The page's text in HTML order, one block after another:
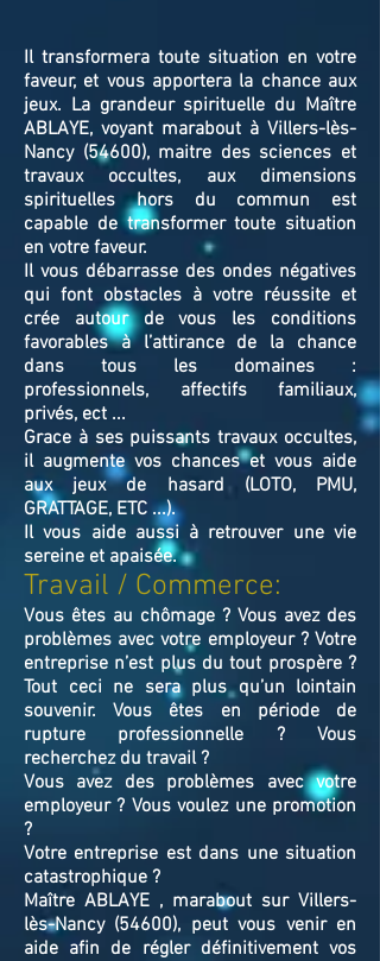
Il transformera toute situation en votre
faveur, et vous apportera la chance aux
jeux. La grandeur spirituelle du Maître
ABLAYE, voyant marabout à Villers-lès-
Nancy (54600), maitre des sciences et
travaux occultes, aux dimensions
spirituelles hors du commun est
capable de transformer toute situation
en votre faveur.
Il vous débarrasse des ondes négatives
qui font obstacles à votre réussite et
crée autour de vous les conditions
favorables à l’attirance de la chance
dans tous les domaines :
professionnels, affectifs familiaux,
privés, ect ...
Grace à ses puissants travaux occultes,
il augmente vos chances et vous aide
aux jeux de hasard (LOTO, PMU,
GRATTAGE, ETC ...).
Il vous aide aussi à retrouver une vie
sereine et apaisée.
Travail / Commerce:
Vous êtes au chômage ? Vous avez des
problèmes avec votre employeur ? Votre
entreprise n’est plus du tout prospère ?
Tout ceci ne sera plus qu’un lointain
souvenir. Vous êtes en période de
rupture professionnelle ? Vous
recherchez du travail ?
Vous avez des problèmes avec votre
employeur ? Vous voulez une promotion
?
Votre entreprise est dans une situation
catastrophique ?
Maître ABLAYE , marabout sur Villers-
lès-Nancy (54600), peut vous venir en
aide afin de régler définitivement vos